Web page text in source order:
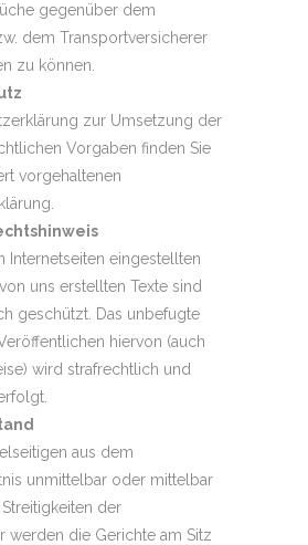
gegenüber dem
dem Transportversicherer
zu können.
zur Umsetzung der
Vorgaben finden Sie
vorgehaltenen
Internetseiten eingestellten
uns erstellten Texte sind
geschützt. Das unbefugte
hiervon (auch
wird strafrechtlich und
aus dem
unmittelbar oder mittelbar
der
werden die Gerichte am Sitz